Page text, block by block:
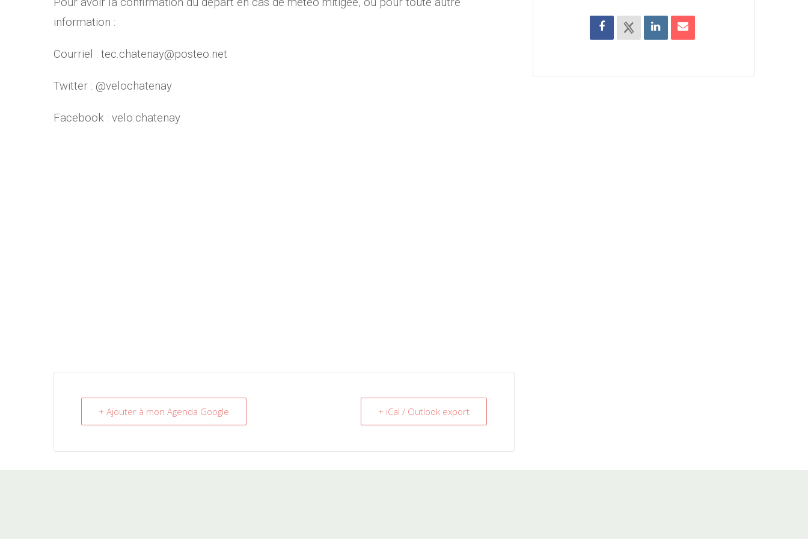
information :
Courriel : tec.chatenay@posteo.net
Twitter : @velochatenay
Facebook : velo.chatenay
+ Ajouter à mon Agenda Google + iCal / Outlook export